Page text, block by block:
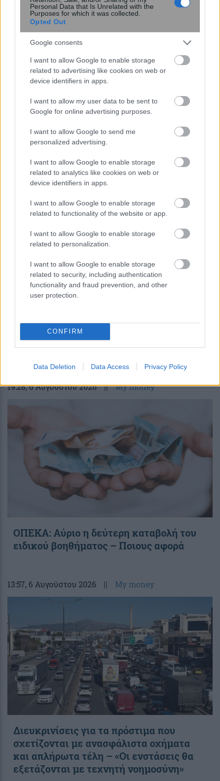
Personal Data that Is Unrelated with the
Purposes for which it was collected.
Opted Out
Google consents
I want to allow Google to enable storage
related to advertising like cookies on web or
device identifiers in apps.
I want to allow my user data to be sent to
Google for online advertising purposes.
I want to allow Google to send me
personalized advertising.
I want to allow Google to enable storage
related to analytics like cookies on web or
device identifiers in apps.
I want to allow Google to enable storage
related to functionality of the website or app.
I want to allow Google to enable storage
related to personalization.
I want to allow Google to enable storage
related to security, including authentication
functionality and fraud prevention, and other
user protection.
CONFIRM
Data Deletion Data Access Privacy Policy
Νέος σχεδιασμός καταλύτη βελτιώνει
την παραγωγή αμμωνίας
καταστέλλοντας ανεπιθύμητες
αντιδράσεις
ελληνική μυθολογία; Μπορείτε να
κάνετε το 3 στα 3;
περισσότερα
19:28, 6 Αυγούστου 2026 || My money
ΟΠΕΚΑ: Αύριο η δεύτερη καταβολή του
ειδικού βοηθήματος – Ποιους αφορά
13:57, 6 Αυγούστου 2026 || My money
Διευκρινίσεις για τα πρόστιμα που
σχετίζονται με ανασφάλιστα οχήματα
και απλήρωτα τέλη – «Οι ενστάσεις θα
εξετάζονται με τεχνητή νοημοσύνη»